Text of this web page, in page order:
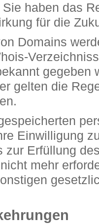
haben das
für die
Domains
gegeben
gelten die
Einwilligung
zur Erfüllung
mehr